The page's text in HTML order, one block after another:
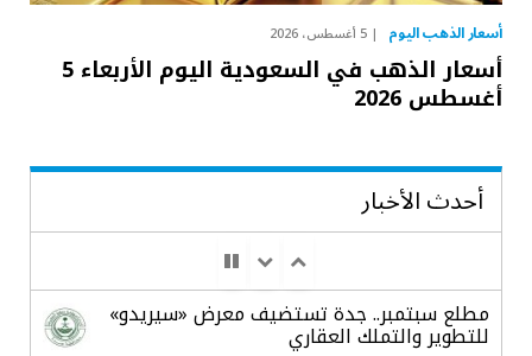
أسعار الذهب اليوم 5 أغسطس، 2026
أسعار الذهب في السعودية اليوم الأربعاء 5
أغسطس 2026
أحدث الأخبار
مطلع سبتمبر.. جدة تستضيف معرض «سيريدو»
للتطوير والتملك العقاري